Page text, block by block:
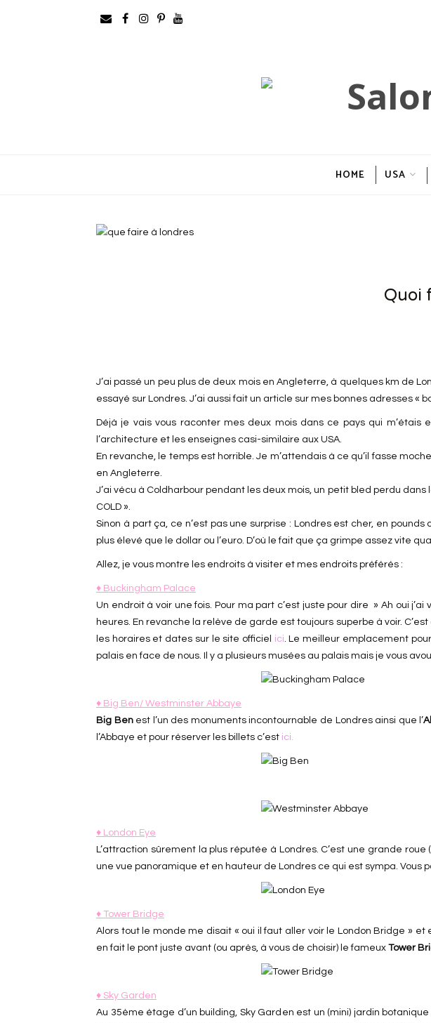
HOME USA
Quoi
J’ai passé un peu plus de deux mois en Angleterre, à quelques km de
essayé sur Londres. J’ai aussi fait un article sur mes bonnes adresses «
Déjà je vais vous raconter mes deux mois dans ce pays qui m’étais
l’architecture et les enseignes casi-similaire aux USA.
En revanche, le temps est horrible. Je m’attendais à ce qu’il fasse
en Angleterre.
J’ai vécu à Coldharbour pendant les deux mois, un petit bled perdu
COLD ».
Sinon à part ça, ce n’est pas une surprise : Londres est cher, en
plus élevé que le dollar ou l’euro. D’où le fait que ça grimpe assez vite
Allez, je vous montre les endroits à visiter et mes endroits préférés :
♦ Buckingham Palace
Un endroit à voir une fois. Pour ma part c’est juste pour dire » Ah oui j’ai
heures. En revanche la relève de garde est toujours superbe à voir.
les horaires et dates sur le site officiel
ici . Le meilleur emplacement
palais en face de nous. Il y a plusieurs musées au palais mais je vous
♦ Big Ben/ Westminster Abbaye
Big Benest l’un des monuments incontournable de Londres ainsi que l’
l’Abbaye et pour réserver les billets c’est ici.
♦ London Eye
L’attraction sûrement la plus réputée à Londres. C’est une grande
une vue panoramique et en hauteur de Londres ce qui est sympa. Vous
♦ Tower Bridge
Alors tout le monde me disait « oui il faut aller voir le London Bridge »
en fait le pont juste avant (ou après, à vous de choisir) le fameux Tower
♦ Sky Garden
Au 35ème étage d’un building, Sky Garden est un (mini) jardin